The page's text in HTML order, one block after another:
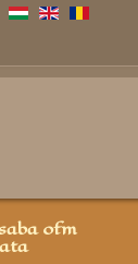
ofm